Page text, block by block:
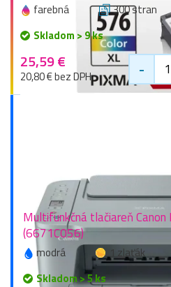
farebná 300 stran
Skladom > 9 ks
25,59 €
20,80 € bez DPH -
Multifunkčná tlačiareň
(6671C056)
modrá
1 zlaťák
Skladom > 5 ks